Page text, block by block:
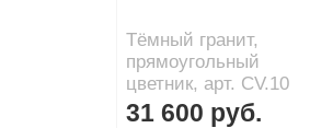
Тёмный гранит,
прямоугольный
цветник, арт. CV.10
31 600 руб.